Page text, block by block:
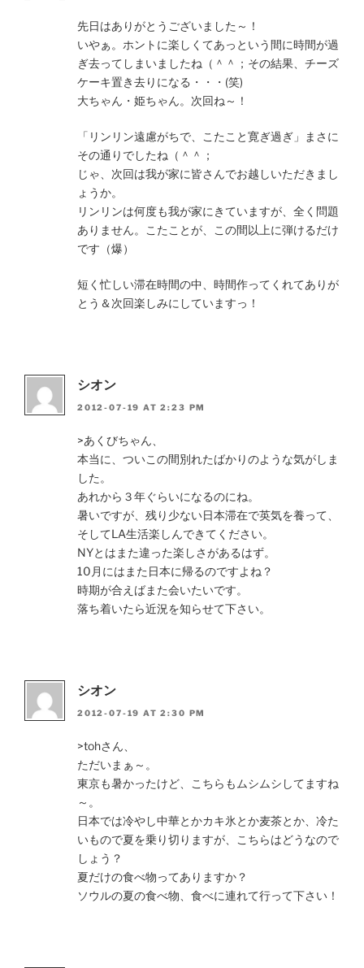
先日はありがとうございました～！
いやぁ。ホントに楽しくてあっという間に時間が過
ぎ去ってしまいましたね（＾＾；その結果、チーズ
ケーキ置き去りになる・・・(笑)
大ちゃん・姫ちゃん。次回ね～！
「リンリン遠慮がちで、こたこと寛ぎ過ぎ」まさに
その通りでしたね（＾＾；
じゃ、次回は我が家に皆さんでお越しいただきまし
ょうか。
リンリンは何度も我が家にきていますが、全く問題
ありません。こたことが、この間以上に弾けるだけ
です（爆）
短く忙しい滞在時間の中、時間作ってくれてありが
とう＆次回楽しみにしていますっ！
シオン
2012-07-19 AT 2:23 PM
>あくびちゃん、
本当に、ついこの間別れたばかりのような気がしま
した。
あれから３年ぐらいになるのにね。
暑いですが、残り少ない日本滞在で英気を養って、
そしてLA生活楽しんできてください。
NYとはまた違った楽しさがあるはず。
10月にはまた日本に帰るのですよね？
時期が合えばまた会いたいです。
落ち着いたら近況を知らせて下さい。
シオン
2012-07-19 AT 2:30 PM
>tohさん、
ただいまぁ～。
東京も暑かったけど、こちらもムシムシしてますね
～。
日本では冷やし中華とかカキ氷とか麦茶とか、冷た
いもので夏を乗り切りますが、こちらはどうなので
しょう？
夏だけの食べ物ってありますか？
ソウルの夏の食べ物、食べに連れて行って下さい！